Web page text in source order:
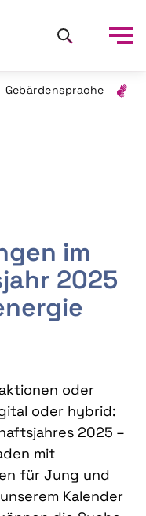
Gebärdensprache
im
2025
oder
oder hybrid:
2025 –
mit
für Jung und
Kalender